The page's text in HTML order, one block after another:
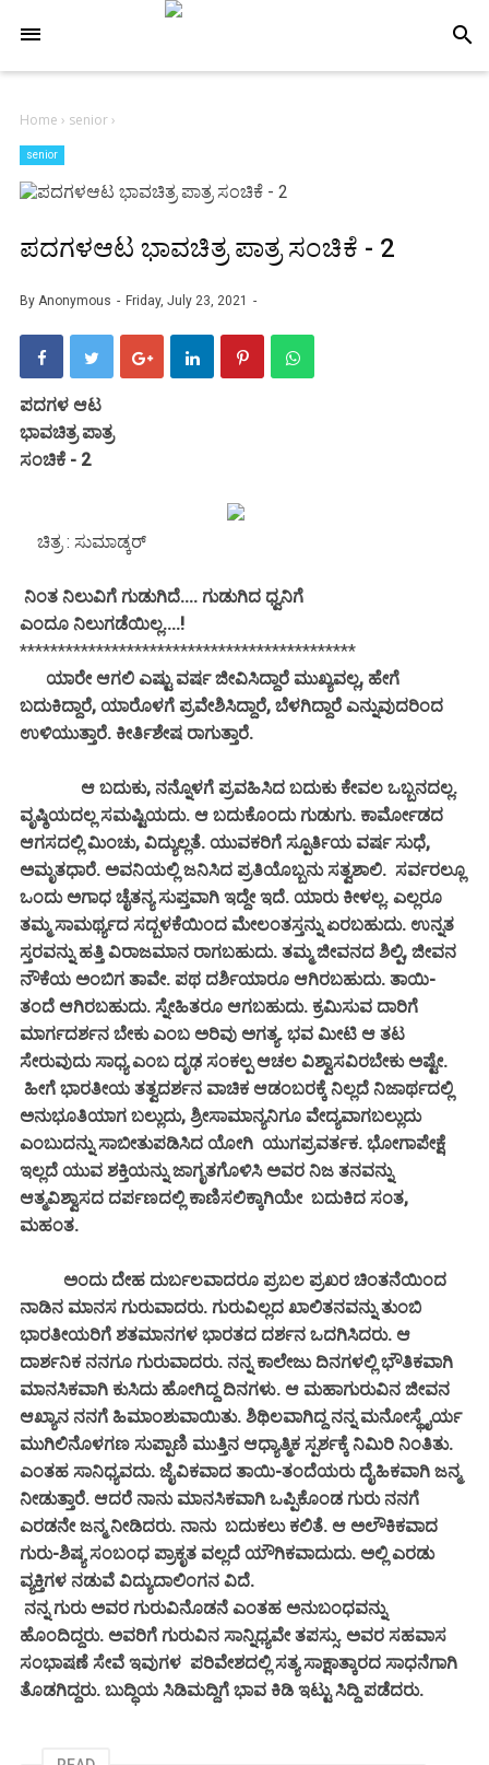
search
Home › senior›
senior
ಪದಗಳಆಟ ಭಾವಚಿತ್ರ ಪಾತ್ರ ಸಂಚಿಕೆ - 2
By Anonymous Friday, July 23, 2021
ಪದಗಳ ಆಟ
ಭಾವಚಿತ್ರ ಪಾತ್ರ
ಸಂಚಿಕೆ - 2
ಚಿತ್ರ : ಸುಮಾಡ್ಕರ್
ನಿಂತ ನಿಲುವಿಗೆ ಗುಡುಗಿದೆ.... ಗುಡುಗಿದ ಧ್ವನಿಗೆ
ಎಂದೂ ನಿಲುಗಡೆಯಿಲ್ಲ....!
********************************************
ಯಾರೇ ಆಗಲಿ ಎಷ್ಟು ವರ್ಷ ಜೀವಿಸಿದ್ದಾರೆ ಮುಖ್ಯವಲ್ಲ, ಹೇಗೆ
ಬದುಕಿದ್ದಾರೆ, ಯಾರೊಳಗೆ ಪ್ರವೇಶಿಸಿದ್ದಾರೆ, ಬೆಳಗಿದ್ದಾರೆ ಎನ್ನುವುದರಿಂದ
ಉಳಿಯುತ್ತಾರೆ. ಕೀರ್ತಿಶೇಷ ರಾಗುತ್ತಾರೆ.
ಆ ಬದುಕು, ನನ್ನೊಳಗೆ ಪ್ರವಹಿಸಿದ ಬದುಕು ಕೇವಲ ಒಬ್ಬನದಲ್ಲ.
ವೃಷ್ಠಿಯದಲ್ಲ ಸಮಷ್ಟಿಯದು. ಆ ಬದುಕೊಂದು ಗುಡುಗು. ಕಾರ್ಮೋಡದ
ಆಗಸದಲ್ಲಿ ಮಿಂಚು, ವಿದ್ಯುಲ್ಲತೆ. ಯುವಕರಿಗೆ ಸ್ಪೂರ್ತಿಯ ವರ್ಷ ಸುಧೆ,
ಅಮೃತಧಾರೆ. ಅವನಿಯಲ್ಲಿ ಜನಿಸಿದ ಪ್ರತಿಯೊಬ್ಬನು ಸತ್ವಶಾಲಿ. ಸರ್ವರಲ್ಲೂ
ಒಂದು ಅಗಾಧ ಚೈತನ್ಯ ಸುಪ್ತವಾಗಿ ಇದ್ದೇ ಇದೆ. ಯಾರು ಕೀಳಲ್ಲ. ಎಲ್ಲರೂ
ತಮ್ಮ ಸಾಮರ್ಥ್ಯದ ಸದ್ಬಳಕೆಯಿಂದ ಮೇಲಂತಸ್ತನ್ನು ಏರಬಹುದು. ಉನ್ನತ
ಸ್ತರವನ್ನು ಹತ್ತಿ ವಿರಾಜಮಾನ ರಾಗಬಹುದು. ತಮ್ಮ ಜೀವನದ ಶಿಲ್ಪಿ, ಜೀವನ
ನೌಕೆಯ ಅಂಬಿಗ ತಾವೇ. ಪಥ ದರ್ಶಿಯಾರೂ ಆಗಿರಬಹುದು. ತಾಯಿ-
ತಂದೆ ಆಗಿರಬಹುದು. ಸ್ನೇಹಿತರೂ ಆಗಬಹುದು. ಕ್ರಮಿಸುವ ದಾರಿಗೆ
ಮಾರ್ಗದರ್ಶನ ಬೇಕು ಎಂಬ ಅರಿವು ಅಗತ್ಯ. ಭವ ಮೀಟಿ ಆ ತಟ
ಸೇರುವುದು ಸಾಧ್ಯ ಎಂಬ ದೃಢ ಸಂಕಲ್ಪ ಆಚಲ ವಿಶ್ವಾಸವಿರಬೇಕು ಅಷ್ಟೇ.
ಹೀಗೆ ಭಾರತೀಯ ತತ್ವದರ್ಶನ ವಾಚಿಕ ಆಡಂಬರಕ್ಕೆ ನಿಲ್ಲದೆ ನಿಜಾರ್ಥದಲ್ಲಿ
ಅನುಭೂತಿಯಾಗ ಬಲ್ಲುದು, ಶ್ರೀಸಾಮಾನ್ಯನಿಗೂ ವೇದ್ಯವಾಗಬಲ್ಲುದು
ಎಂಬುದನ್ನು ಸಾಬೀತುಪಡಿಸಿದ ಯೋಗಿ ಯುಗಪ್ರವರ್ತಕ. ಭೋಗಾಪೇಕ್ಷೆ
ಇಲ್ಲದೆ ಯುವ ಶಕ್ತಿಯನ್ನು ಜಾಗೃತಗೊಳಿಸಿ ಅವರ ನಿಜ ತನವನ್ನು
ಆತ್ಮವಿಶ್ವಾಸದ ದರ್ಪಣದಲ್ಲಿ ಕಾಣಿಸಲಿಕ್ಕಾಗಿಯೇ ಬದುಕಿದ ಸಂತ,
ಮಹಂತ.
ಅಂದು ದೇಹ ದುರ್ಬಲವಾದರೂ ಪ್ರಬಲ ಪ್ರಖರ ಚಿಂತನೆಯಿಂದ
ನಾಡಿನ ಮಾನಸ ಗುರುವಾದರು. ಗುರುವಿಲ್ಲದ ಖಾಲಿತನವನ್ನು ತುಂಬಿ
ಭಾರತೀಯರಿಗೆ ಶತಮಾನಗಳ ಭಾರತದ ದರ್ಶನ ಒದಗಿಸಿದರು. ಆ
ದಾರ್ಶನಿಕ ನನಗೂ ಗುರುವಾದರು. ನನ್ನ ಕಾಲೇಜು ದಿನಗಳಲ್ಲಿ ಭೌತಿಕವಾಗಿ
ಮಾನಸಿಕವಾಗಿ ಕುಸಿದು ಹೋಗಿದ್ದ ದಿನಗಳು. ಆ ಮಹಾಗುರುವಿನ ಜೀವನ
ಆಖ್ಯಾನ ನನಗೆ ಹಿಮಾಂಶುವಾಯಿತು. ಶಿಥಿಲವಾಗಿದ್ದ ನನ್ನ ಮನೋಸ್ಥೈರ್ಯ
ಮುಗಿಲಿನೊಳಗಣ ಸುಪ್ಪಾಣಿ ಮುತ್ತಿನ ಆಧ್ಯಾತ್ಮಿಕ ಸ್ಪರ್ಶಕ್ಕೆ ನಿಮಿರಿ ನಿಂತಿತು.
ಎಂತಹ ಸಾನಿಧ್ಯವದು. ಜೈವಿಕವಾದ ತಾಯಿ-ತಂದೆಯರು ದೈಹಿಕವಾಗಿ ಜನ್ಮ
ನೀಡುತ್ತಾರೆ. ಆದರೆ ನಾನು ಮಾನಸಿಕವಾಗಿ ಒಪ್ಪಿಕೊಂಡ ಗುರು ನನಗೆ
ಎರಡನೇ ಜನ್ಮ ನೀಡಿದರು. ನಾನು ಬದುಕಲು ಕಲಿತೆ. ಆ ಅಲೌಕಿಕವಾದ
ಗುರು-ಶಿಷ್ಯ ಸಂಬಂಧ ಪ್ರಾಕೃತ ವಲ್ಲದೆ ಯೌಗಿಕವಾದುದು. ಅಲ್ಲಿ ಎರಡು
ವ್ಯಕ್ತಿಗಳ ನಡುವೆ ವಿದ್ಯುದಾಲಿಂಗನ ವಿದೆ.
ನನ್ನ ಗುರು ಅವರ ಗುರುವಿನೊಡನೆ ಎಂತಹ ಅನುಬಂಧವನ್ನು
ಹೊಂದಿದ್ದರು. ಅವರಿಗೆ ಗುರುವಿನ ಸಾನ್ನಿಧ್ಯವೇ ತಪಸ್ಸು. ಅವರ ಸಹವಾಸ
ಸಂಭಾಷಣೆ ಸೇವೆ ಇವುಗಳ ಪರಿವೇಶದಲ್ಲಿ ಸತ್ಯ ಸಾಕ್ಷಾತ್ಕಾರದ ಸಾಧನೆಗಾಗಿ
ತೊಡಗಿದ್ದರು. ಬುದ್ಧಿಯ ಸಿಡಿಮದ್ದಿಗೆ ಭಾವ ಕಿಡಿ ಇಟ್ಟು ಸಿದ್ದಿ ಪಡೆದರು.